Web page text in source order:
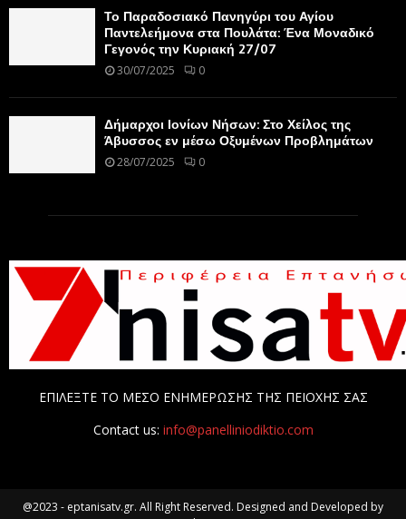
Το Παραδοσιακό Πανηγύρι του Αγίου
Παντελεήμονα στα Πουλάτα: Ένα Μοναδικό
Γεγονός την Κυριακή 27/07
30/07/2025 0
Δήμαρχοι Ιονίων Νήσων: Στο Χείλος της
Άβυσσος εν μέσω Οξυμένων Προβλημάτων
28/07/2025 0
ΕΠΙΛΕΞΤΕ ΤΟ ΜΕΣΟ ΕΝΗΜΕΡΩΣΗΣ ΤΗΣ ΠΕΙΟΧΗΣ ΣΑΣ
Contact us: info@panelliniodiktio.com
@2023 - eptanisatv.gr. All Right Reserved. Designed and Developed by